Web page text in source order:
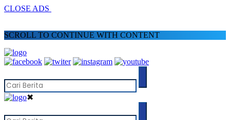
CLOSE ADS
SCROLL TO CONTINUE WITH CONTENT
✖